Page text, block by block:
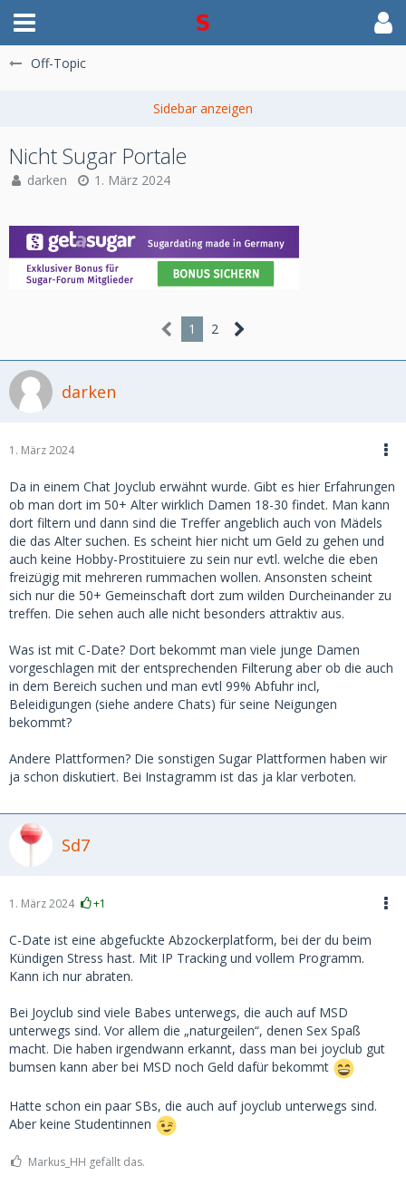
Off-Topic
Nicht Sugar Portale
darken 1. März 2024
1 2
darken
1. März 2024
Da in einem Chat Joyclub erwähnt wurde. Gibt es hier Erfahrungen
ob man dort im 50+ Alter wirklich Damen 18-30 findet. Man kann
dort filtern und dann sind die Treffer angeblich auch von Mädels
die das Alter suchen. Es scheint hier nicht um Geld zu gehen und
auch keine Hobby-Prostituiere zu sein nur evtl. welche die eben
freizügig mit mehreren rummachen wollen. Ansonsten scheint
sich nur die 50+ Gemeinschaft dort zum wilden Durcheinander zu
treffen. Die sehen auch alle nicht besonders attraktiv aus.
Was ist mit C-Date? Dort bekommt man viele junge Damen
vorgeschlagen mit der entsprechenden Filterung aber ob die auch
in dem Bereich suchen und man evtl 99% Abfuhr incl,
Beleidigungen (siehe andere Chats) für seine Neigungen
bekommt?
Andere Plattformen? Die sonstigen Sugar Plattformen haben wir
ja schon diskutiert. Bei Instagramm ist das ja klar verboten.
Sd7
1. März 2024 +1
C-Date ist eine abgefuckte Abzockerplatform, bei der du beim
Kündigen Stress hast. Mit IP Tracking und vollem Programm.
Kann ich nur abraten.
Bei Joyclub sind viele Babes unterwegs, die auch auf MSD
unterwegs sind. Vor allem die „naturgeilen“, denen Sex Spaß
macht. Die haben irgendwann erkannt, dass man bei joyclub gut
bumsen kann aber bei MSD noch Geld dafür bekommt
Hatte schon ein paar SBs, die auch auf joyclub unterwegs sind.
Aber keine Studentinnen
Markus_HH gefällt das.